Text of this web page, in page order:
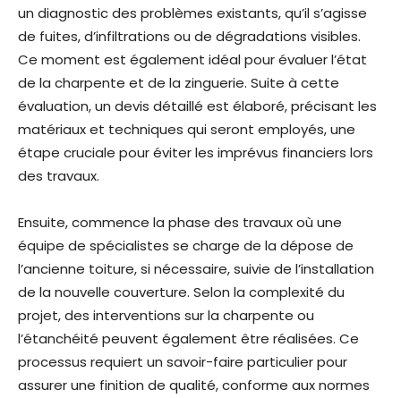
un diagnostic des problèmes existants, qu’il s’agisse
de fuites, d’infiltrations ou de dégradations visibles.
Ce moment est également idéal pour évaluer l’état
de la charpente et de la zinguerie. Suite à cette
évaluation, un devis détaillé est élaboré, précisant les
matériaux et techniques qui seront employés, une
étape cruciale pour éviter les imprévus financiers lors
des travaux.
Ensuite, commence la phase des travaux où une
équipe de spécialistes se charge de la dépose de
l’ancienne toiture, si nécessaire, suivie de l’installation
de la nouvelle couverture. Selon la complexité du
projet, des interventions sur la charpente ou
l’étanchéité peuvent également être réalisées. Ce
processus requiert un savoir-faire particulier pour
assurer une finition de qualité, conforme aux normes